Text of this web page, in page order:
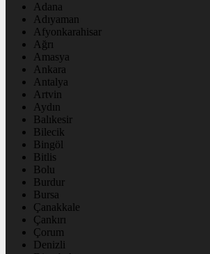
Adana
Adıyaman
Afyonkarahisar
Ağrı
Amasya
Ankara
Antalya
Artvin
Aydın
Balıkesir
Bilecik
Bingöl
Bitlis
Bolu
Burdur
Bursa
Çanakkale
Çankırı
Çorum
Denizli